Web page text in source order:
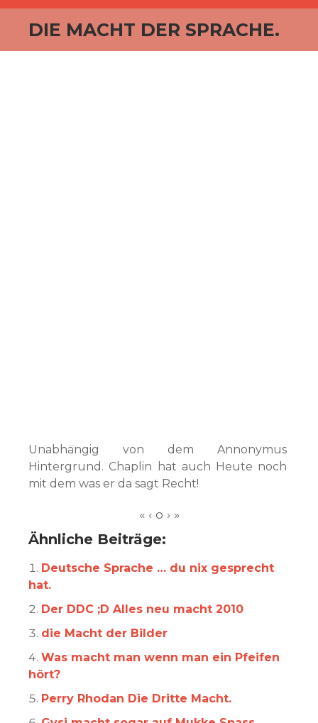
DIE MACHT DER SPRACHE.
Unabhängig von dem Annonymus
Hintergrund. Chaplin hat auch Heute noch
mit dem was er da sagt Recht!
Ähnliche Beiträge:
Deutsche Sprache … du nix gesprecht
hat.
Der DDC ;D Alles neu macht 2010
die Macht der Bilder
Was macht man wenn man ein Pfeifen
hört?
Perry Rhodan Die Dritte Macht.